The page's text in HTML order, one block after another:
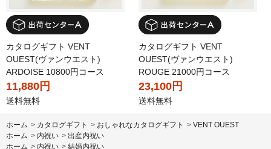
カタログギフト VENT
OUEST(ヴァンウエスト)
ARDOISE 10800円コース
11,880円
送料無料
カタログギフト VENT
OUEST(ヴァンウエスト)
ROUGE 21000円コース
23,100円
送料無料
ホーム > カタログギフト > おしゃれなカタログギフト > VENT OUEST
ホーム > 内祝い > 出産内祝い
ホーム > 内祝い > 結婚内祝い